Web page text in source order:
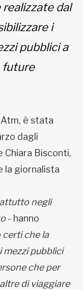
dal
i
pubblici a
future
Atm, è stata
dagli
Chiara Bisconti,
la giornalista
negli
- hanno
certi che la
mezzi pubblici
che per
di viaggiare